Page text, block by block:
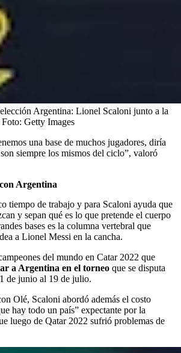
Argentina: Lionel Scaloni junto a la
Foto: Getty Images
una base de muchos jugadores, diría
siempre los mismos del ciclo”, valoró
Argentina
tiempo de trabajo y para Scaloni ayuda que
y sepan qué es lo que pretende el cuerpo
bases es la columna vertebral que
a Lionel Messi en la cancha.
del mundo en Catar 2022 que
a Argentina en el torneo que se disputa
de junio al 19 de julio.
Olé, Scaloni abordó además el costo
hay todo un país” expectante por la
luego de Qatar 2022 sufrió problemas de